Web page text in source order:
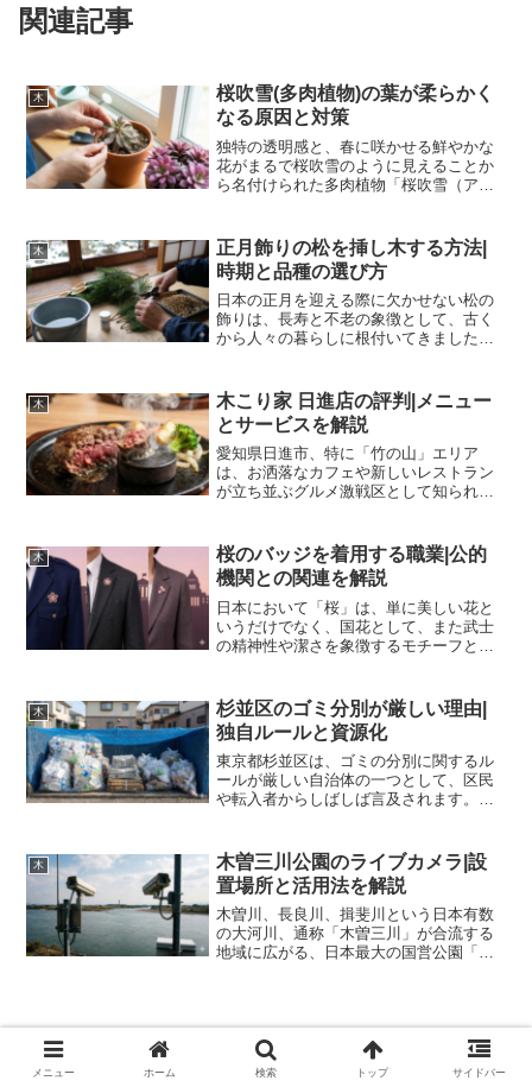
関連記事
木
桜吹雪(多肉植物)の葉が柔らかく
なる原因と対策
独特の透明感と、春に咲かせる鮮やかな
花がまるで桜吹雪のように見えることか
ら名付けられた多肉植物「桜吹雪（アナ
ふにゃと柔らかくなったり、しわが寄っ
たりといった異変は、育成...
木
正月飾りの松を挿し木する方法|
時期と品種の選び方
日本の正月を迎える際に欠かせない松の
飾りは、長寿と不老の象徴として、古く
から人々の暮らしに根付いてきました。
（さしき）にして増やし、庭や鉢で育て
ることに興味を持つ園芸愛好...
木
木こり家 日進店の評判|メニュー
とサービスを解説
愛知県日進市、特に「竹の山」エリア
は、お洒落なカフェや新しいレストラン
が立ち並ぶグルメ激戦区として知られて
は、多くの飲食店がひしめく中で、ひと
きわ強い存在感を放って...
木
桜のバッジを着用する職業|公的
機関との関連を解説
日本において「桜」は、単に美しい花と
いうだけでなく、国花として、また武士
の精神性や潔さを象徴するモチーフとし
特定の職業や公的機関において、その権
威、身分、そして誇りを示す...
木
杉並区のゴミ分別が厳しい理由|
独自ルールと資源化
東京都杉並区は、ゴミの分別に関するル
ールが厳しい自治体の一つとして、区民
や転入者からしばしば言及されます。特
ている側面があります。この杉並区のゴ
ミ分別が厳しい背景には、...
木
木曽三川公園のライブカメラ|設
置場所と活用法を解説
木曽川、長良川、揖斐川という日本有数
の大河川、通称「木曽三川」が合流する
地域に広がる、日本最大の国営公園「木
じて多くの人々が訪れる中...
メニュー ホーム 検索 トップ サイドバー